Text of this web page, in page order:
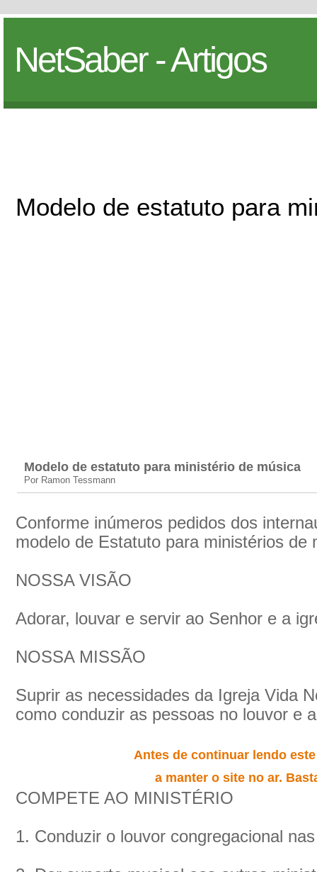
NetSaber - Artigos
Modelo de estatuto para
Modelo de estatuto para ministério de música
Por Ramon Tessmann
Conforme inúmeros pedidos dos
modelo de Estatuto para ministérios de
NOSSA VISÃO
Adorar, louvar e servir ao Senhor e a
NOSSA MISSÃO
Suprir as necessidades da Igreja Vida
como conduzir as pessoas no louvor e
Antes de continuar lendo
a manter o site no ar.
COMPETE AO MINISTÉRIO
1. Conduzir o louvor congregacional